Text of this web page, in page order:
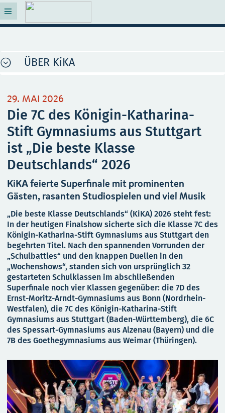
ÜBER KiKA
29. MAI 2026
Die 7C des Königin-Katharina-
Stift Gymnasiums aus Stuttgart
ist „Die beste Klasse
Deutschlands“ 2026
KiKA feierte Superfinale mit prominenten
Gästen, rasanten Studiospielen und viel Musik
„Die beste Klasse Deutschlands“ (KiKA) 2026 steht fest:
In der heutigen Finalshow sicherte sich die Klasse 7C des
Königin-Katharina-Stift Gymnasiums aus Stuttgart den
begehrten Titel. Nach den spannenden Vorrunden der
„Schulbattles“ und den knappen Duellen in den
„Wochenshows“, standen sich von ursprünglich 32
gestarteten Schulklassen im abschließenden
Superfinale noch vier Klassen gegenüber: die 7D des
Ernst-Moritz-Arndt-Gymnasiums aus Bonn (Nordrhein-
Westfalen), die 7C des Königin-Katharina-Stift
Gymnasiums aus Stuttgart (Baden-Württemberg), die 6C
des Spessart-Gymnasiums aus Alzenau (Bayern) und die
7B des Goethegymnasiums aus Weimar (Thüringen).